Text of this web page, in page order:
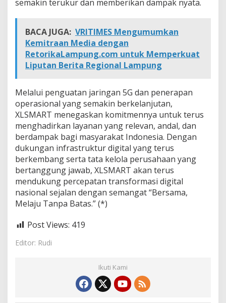
semakin terukur dan memberikan dampak nyata.
BACA JUGA: VRITIMES Mengumumkan
Kemitraan Media dengan
RetorikaLampung.com untuk Memperkuat
Liputan Berita Regional Lampung
Melalui penguatan jaringan 5G dan penerapan
operasional yang semakin berkelanjutan,
XLSMART menegaskan komitmennya untuk terus
menghadirkan layanan yang relevan, andal, dan
berdampak bagi masyarakat Indonesia. Dengan
dukungan infrastruktur digital yang terus
berkembang serta tata kelola perusahaan yang
bertanggung jawab, XLSMART akan terus
mendukung percepatan transformasi digital
nasional sejalan dengan semangat “Bersama,
Melaju Tanpa Batas.” (*)
Post Views: 419
Editor: Rudi
Ikuti Kami